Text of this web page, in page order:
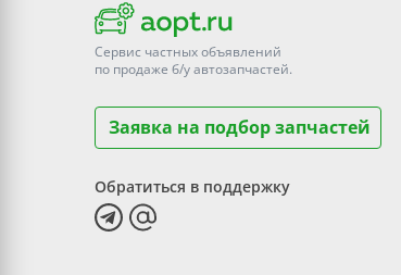
Сервис частных объявлений
по продаже б/уавтозапчастей.
Заявка на подбор запчастей
Обратиться в поддержку